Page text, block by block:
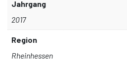
Jahrgang
2017
Region
Rheinhessen